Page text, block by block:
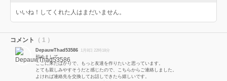
いいね！してくれた人はまだいません。
コメント （ 1 ）
DepauwThad53586 1月8日 22時18分
初めまして。
ここに来たばかりで、もっと友達を作りたいと思っています。
とても親しみやすそうだと感じたので、こちらからご連絡しました。
よければ連絡先を交換してお話しできたら嬉しいです。